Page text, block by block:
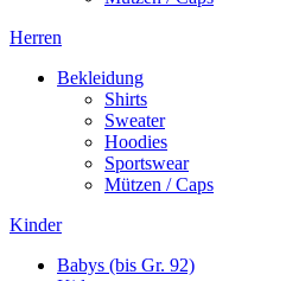
Herren
Bekleidung
Shirts
Sweater
Hoodies
Sportswear
Mützen / Caps
Kinder
Babys (bis Gr. 92)